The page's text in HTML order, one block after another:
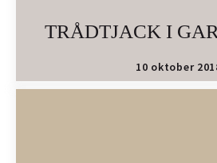
TRÅDTJACK I
10 oktober